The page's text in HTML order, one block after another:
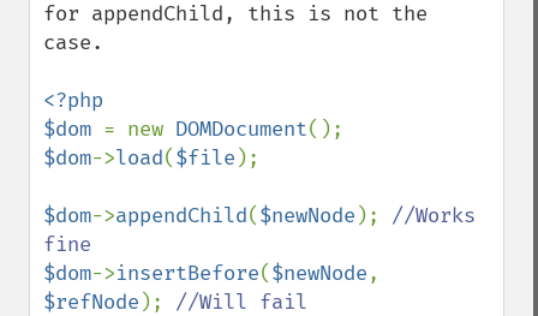
for appendChild, this is not the
case.
<?php
$dom = new DOMDocument
$dom->load($file );
$dom->appendChild($newNode ); //Works
$dom->insertBefore($newNode
$refNode ); //Will fail